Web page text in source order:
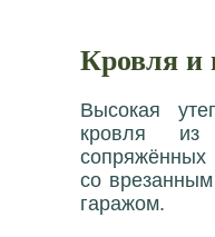
Кровля и
Высокая
кровля из
сопряжённых
со
гаражом.